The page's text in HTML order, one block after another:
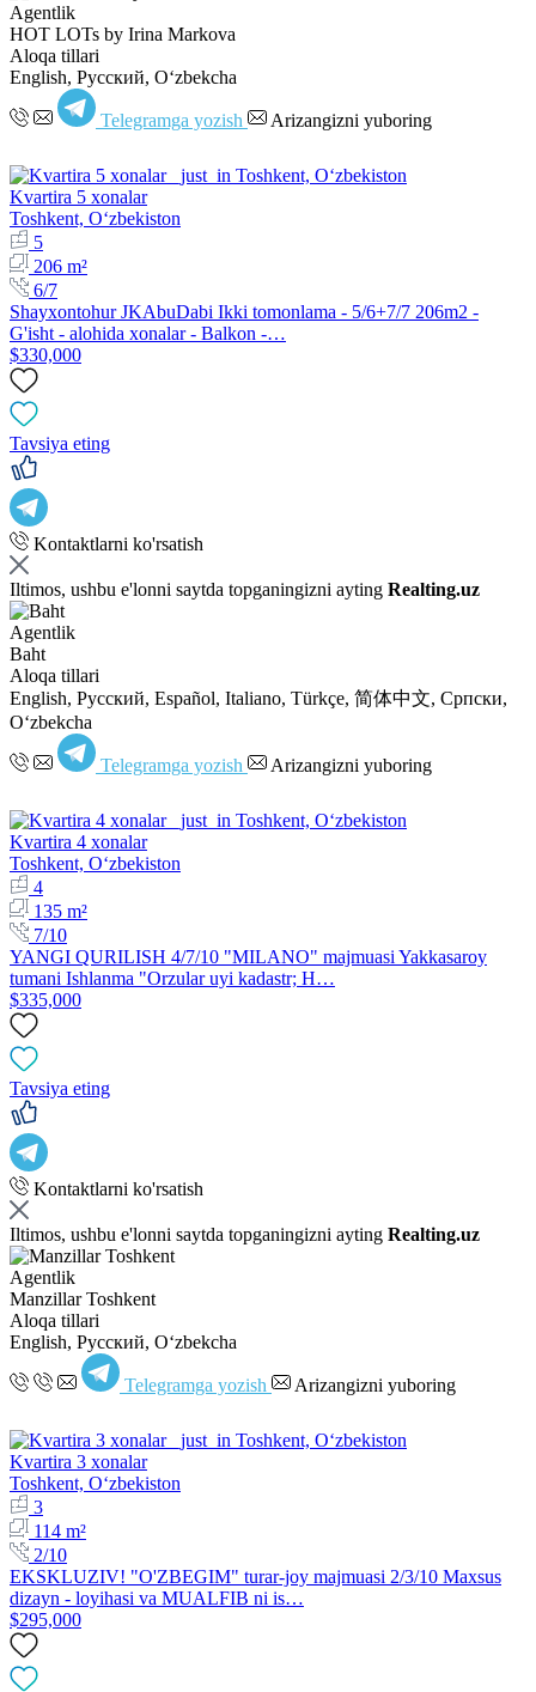
Agentlik
HOT LOTs by Irina Markova
Aloqa tillari
English, Русский, Oʻzbekcha
Telegramga yozish Arizangizni yuboring
Kvartira 5 xonalar
Toshkent, Oʻzbekiston
5
206 m²
6/7
Shayxontohur JKAbuDabi Ikki tomonlama - 5/6+7/7 206m2 -
G'isht - alohida xonalar - Balkon -…
$330,000
Tavsiya eting
Kontaktlarni ko'rsatish
Iltimos, ushbu e'lonni saytda topganingizni ayting Realting.uz
Agentlik
Baht
Aloqa tillari
English, Русский, Español, Italiano, Türkçe, 简体中文, Српски,
Oʻzbekcha
Telegramga yozish Arizangizni yuboring
Kvartira 4 xonalar
Toshkent, Oʻzbekiston
4
135 m²
7/10
YANGI QURILISH 4/7/10 "MILANO" majmuasi Yakkasaroy
tumani Ishlanma "Orzular uyi kadastr; H…
$335,000
Tavsiya eting
Kontaktlarni ko'rsatish
Iltimos, ushbu e'lonni saytda topganingizni ayting Realting.uz
Agentlik
Manzillar Toshkent
Aloqa tillari
English, Русский, Oʻzbekcha
Telegramga yozish Arizangizni yuboring
Kvartira 3 xonalar
Toshkent, Oʻzbekiston
3
114 m²
2/10
EKSKLUZIV! "O'ZBEGIM" turar-joy majmuasi 2/3/10 Maxsus
dizayn - loyihasi va MUALFIB ni is…
$295,000